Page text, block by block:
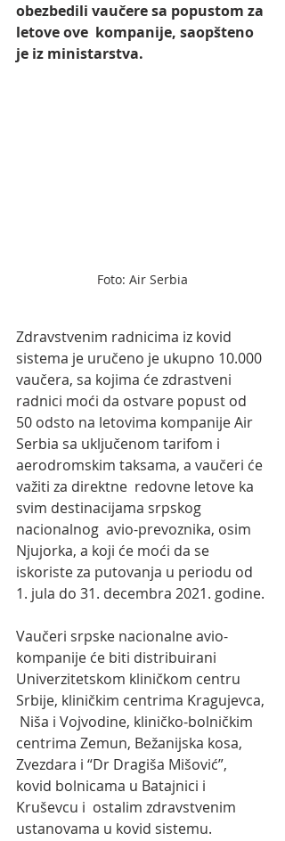
obezbedili vaučere sa popustom za
letove ove  kompanije, saopšteno
je iz ministarstva.
Foto: Air Serbia
Zdravstvenim radnicima iz kovid
sistema je uručeno je ukupno 10.000
vaučera, sa kojima će zdrastveni
radnici moći da ostvare popust od
50 odsto na letovima kompanije Air
Serbia sa uključenom tarifom i
aerodromskim taksama, a vaučeri će
važiti za direktne  redovne letove ka
svim destinacijama srpskog
nacionalnog  avio-prevoznika, osim
Njujorka, a koji će moći da se
iskoriste za putovanja u periodu od
1. jula do 31. decembra 2021. godine.
Vaučeri srpske nacionalne avio-
kompanije će biti distribuirani
Univerzitetskom kliničkom centru
Srbije, kliničkim centrima Kragujevca,
Niša i Vojvodine, kliničko-bolničkim
centrima Zemun, Bežanijska kosa,
Zvezdara i “Dr Dragiša Mišović”,
kovid bolnicama u Batajnici i
Kruševcu i  ostalim zdravstvenim
ustanovama u kovid sistemu.